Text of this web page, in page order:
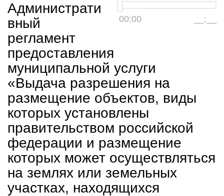
00:00 __:__
Администрати
вный
регламент
предоставления
муниципальной услуги
«Выдача разрешения на
размещение объектов, виды
которых установлены
правительством российской
федерации и размещение
которых может осуществляться
на землях или земельных
участках, находящихся